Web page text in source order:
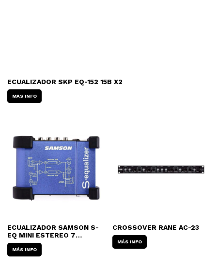
ECUALIZADOR SKP EQ-152 15B X2
MÁS INFO
ECUALIZADOR SAMSON S-
EQ MINI ESTEREO 7
BANDAS
MÁS INFO
CROSSOVER RANE AC-23
MÁS INFO